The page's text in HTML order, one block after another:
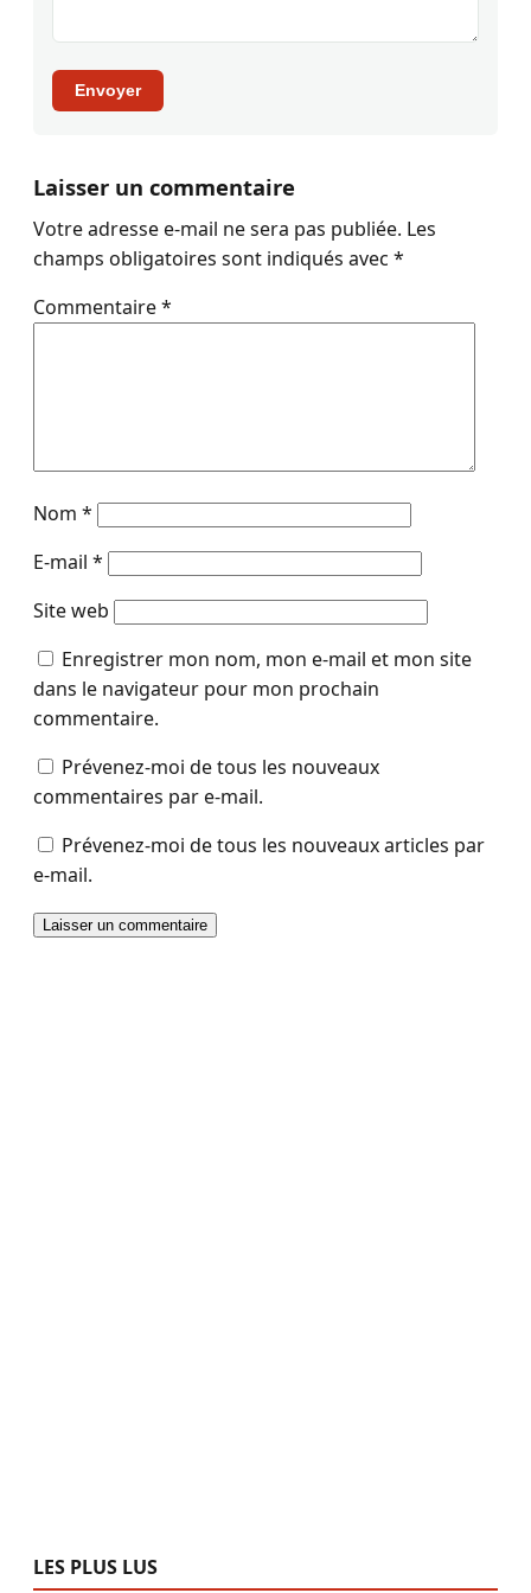
Envoyer
Laisser un commentaire
Votre adresse e-mail ne sera pas publiée. Les
champs obligatoires sont indiqués avec *
Commentaire*
Nom *
E-mail *
Site web
Enregistrer mon nom, mon e-mail et mon site
dans le navigateur pour mon prochain
commentaire.
Prévenez-moi de tous les nouveaux
commentaires par e-mail.
Prévenez-moi de tous les nouveaux articles par
e-mail.
LES PLUS LUS